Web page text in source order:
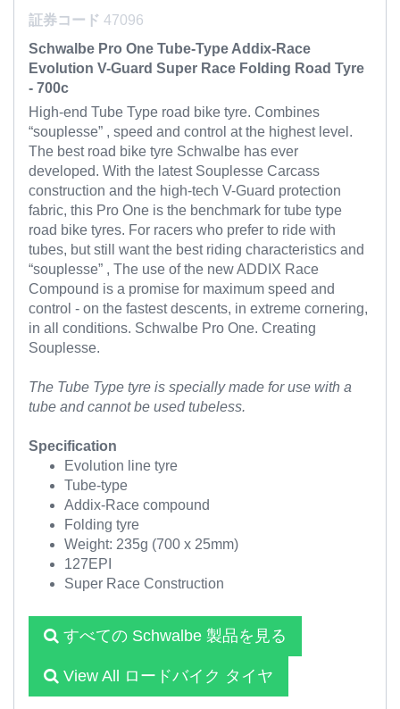
証券コード 47096
Schwalbe Pro One Tube-Type Addix-Race
Evolution V-Guard Super Race Folding Road Tyre
- 700c
High-end Tube Type road bike tyre. Combines
“souplesse” , speed and control at the highest level.
The best road bike tyre Schwalbe has ever
developed. With the latest Souplesse Carcass
construction and the high-tech V-Guard protection
fabric, this Pro One is the benchmark for tube type
road bike tyres. For racers who prefer to ride with
tubes, but still want the best riding characteristics and
“souplesse” , The use of the new ADDIX Race
Compound is a promise for maximum speed and
control - on the fastest descents, in extreme cornering,
in all conditions. Schwalbe Pro One. Creating
Souplesse.
The Tube Type tyre is specially made for use with a
tube and cannot be used tubeless.
Specification
Evolution line tyre
Tube-type
Addix-Race compound
Folding tyre
Weight: 235g (700 x 25mm)
127EPI
Super Race Construction
すべての Schwalbe 製品を見る
View All ロードバイク タイヤ